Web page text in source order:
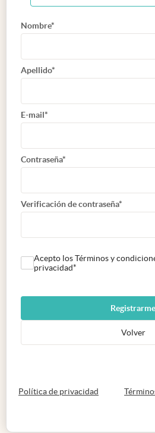
Nombre*
Apellido*
E-mail*
Contraseña*
Verificación de contraseña*
Acepto los Términos y
privacidad*
Registrarme
Volver
Política de privacidad abre en nueva